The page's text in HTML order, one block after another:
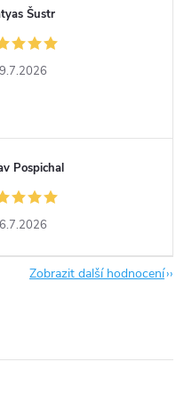
Šustr
Pospichal
Zobrazit další hodnocení